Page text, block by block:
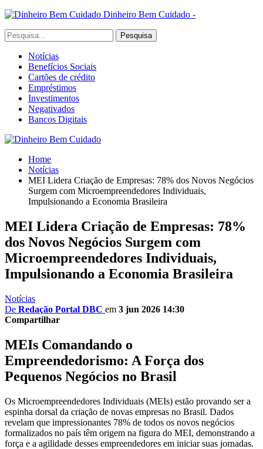
Dinheiro Bem Cuidado -
Notícias
Benefícios Sociais
Cartões de crédito
Empréstimos
Investimentos
Negativados
Bancos Digitais
Home
Notícias
MEI Lidera Criação de Empresas: 78% dos Novos Negócios
Surgem com Microempreendedores Individuais,
Impulsionando a Economia Brasileira
MEI Lidera Criação de Empresas: 78%
dos Novos Negócios Surgem com
Microempreendedores Individuais,
Impulsionando a Economia Brasileira
Notícias
De Redação Portal DBC em 3 jun 2026 14:30
Compartilhar
MEIs Comandando o
Empreendedorismo: A Força dos
Pequenos Negócios no Brasil
Os Microempreendedores Individuais (MEIs) estão provando ser a
espinha dorsal da criação de novas empresas no Brasil. Dados
revelam que impressionantes 78% de todos os novos negócios
formalizados no país têm origem na figura do MEI, demonstrando a
força e a agilidade desses empreendedores em iniciar suas jornadas.